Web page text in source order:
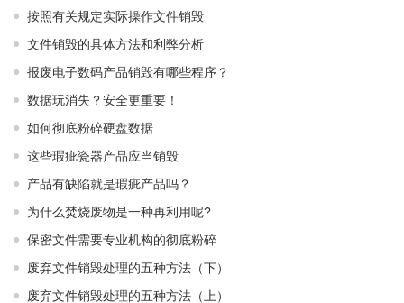
按照有关规定实际操作文件销毁
文件销毁的具体方法和利弊分析
报废电子数码产品销毁有哪些程序？
数据玩消失？安全更重要！
如何彻底粉碎硬盘数据
这些瑕疵瓷器产品应当销毁
产品有缺陷就是瑕疵产品吗？
为什么焚烧废物是一种再利用呢?
保密文件需要专业机构的彻底粉碎
废弃文件销毁处理的五种方法（下）
废弃文件销毁处理的五种方法（上）